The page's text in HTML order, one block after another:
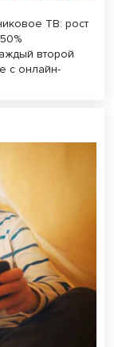
ТВ: рост
второй
с онлайн-